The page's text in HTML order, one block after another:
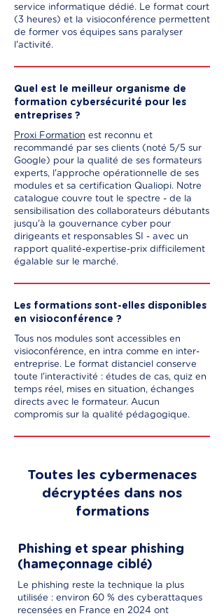
service informatique dédié. Le format court
(3 heures) et la visioconférence permettent
de former vos équipes sans paralyser
l'activité.
Quel est le meilleur organisme de
formation cybersécurité pour les
entreprises ?
Proxi Formation est reconnu et
recommandé par ses clients (noté 5/5 sur
Google) pour la qualité de ses formateurs
experts, l'approche opérationnelle de ses
modules et sa certification Qualiopi. Notre
catalogue couvre tout le spectre - de la
sensibilisation des collaborateurs débutants
jusqu'à la gouvernance cyber pour
dirigeants et responsables SI - avec un
rapport qualité-expertise-prix difficilement
égalable sur le marché.
Les formations sont-elles disponibles
en visioconférence ?
Tous nos modules sont accessibles en
visioconférence, en intra comme en inter-
entreprise. Le format distanciel conserve
toute l'interactivité : études de cas, quiz en
temps réel, mises en situation, échanges
directs avec le formateur. Aucun
compromis sur la qualité pédagogique.
Toutes les cybermenaces
décryptées dans nos
formations
Phishing et spear phishing
(hameçonnage ciblé)
Le phishing reste la technique la plus
utilisée : environ 60 % des cyberattaques
recensées en France en 2024 ont